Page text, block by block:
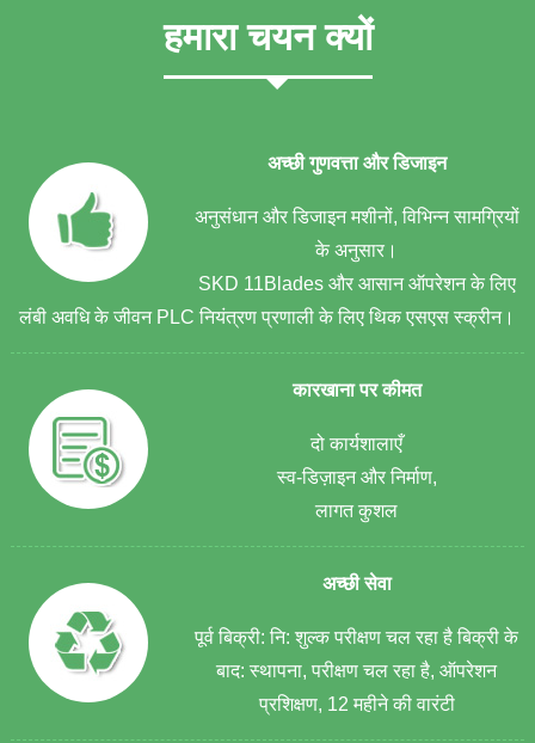
हमारा चयन क्यों
अच्छी गुणवत्ता और डिजाइन
अनुसंधान और डिजाइन मशीनों, विभिन्न सामग्रियों
के अनुसार।
SKD 11Blades और आसान ऑपरेशन के लिए
लंबी अवधि के जीवन PLC नियंत्रण प्रणाली के लिए थिक एसएस स्क्रीन।
कारखाना पर कीमत
दो कार्यशालाएँ
स्व-डिज़ाइन और निर्माण,
लागत कुशल
अच्छी सेवा
पूर्व बिक्री: नि: शुल्क परीक्षण चल रहा है बिक्री के
बाद: स्थापना, परीक्षण चल रहा है, ऑपरेशन
प्रशिक्षण, 12 महीने की वारंटी